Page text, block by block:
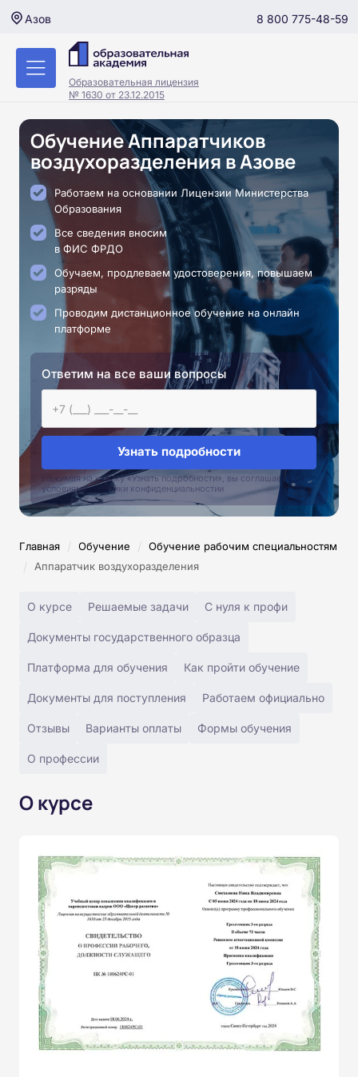
Азов 8 800 775-48-59
Образовательная лицензия
№ 1630 от 23.12.2015
Обучение Аппаратчиков
воздухоразделения в Азове
Работаем на основании Лицензии Министерства
Образования
Все сведения вносим
в ФИС ФРДО
Обучаем, продлеваем удостоверения, повышаем
разряды
Проводим дистанционное обучение на онлайн
платформе
Ответим на все ваши вопросы
Узнать подробности
Нажимая на кнопку «Узнать подробности», вы соглашаетесь с
условиями политики конфиденциальностии
Главная / Обучение / Обучение рабочим специальностям
/ Аппаратчик воздухоразделения
О курсе Решаемые задачи С нуля к профи
Документы государственного образца
Платформа для обучения Как пройти обучение
Документы для поступления Работаем официально
Отзывы Варианты оплаты Формы обучения
О профессии
О курсе